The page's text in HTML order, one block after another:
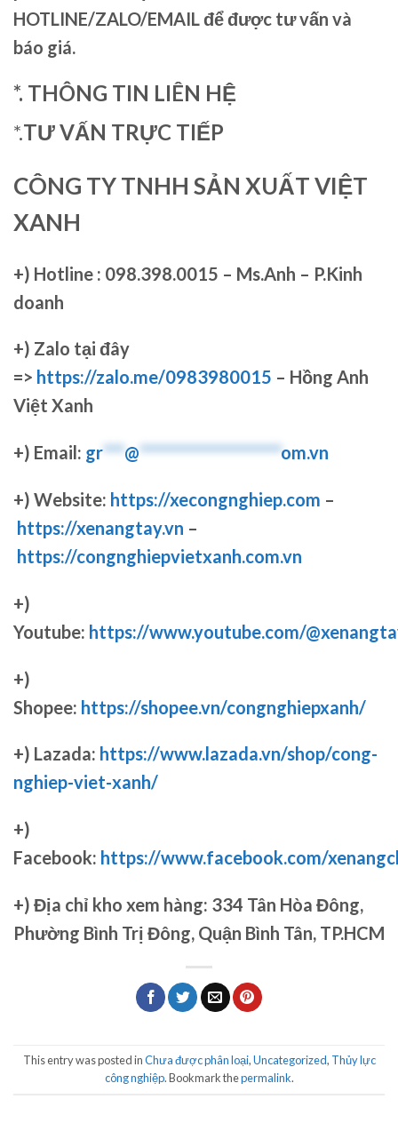
HOTLINE/ZALO/EMAIL để được tư vấn và
báo giá.
*. THÔNG TIN LIÊN HỆ
*.TƯ VẤN TRỰC TIẾP
CÔNG TY TNHH SẢN XUẤT VIỆT
XANH
+) Hotline : 098.398.0015 – Ms.Anh – P.Kinh
doanh
+) Zalo tại đây
=> https://zalo.me/0983980015 – Hồng Anh
Việt Xanh
+) Email: gr***@********************om.vn
+) Website: https://xecongnghiep.com –
https://xenangtay.vn –
https://congnghiepvietxanh.com.vn
+)
Youtube: https://www.youtube.com/
+)
Shopee: https://shopee.vn/congnghiepxanh/
+) Lazada: https://www.lazada.vn/shop/cong-
nghiep-viet-xanh/
+)
Facebook: https://www.facebook.com/
+) Địa chỉ kho xem hàng: 334 Tân Hòa Đông,
Phường Bình Trị Đông, Quận Bình Tân, TP.HCM
This entry was posted inChưa được phân loại,Uncategorized, Thủy lực
công nghiệp. Bookmark thepermalink.